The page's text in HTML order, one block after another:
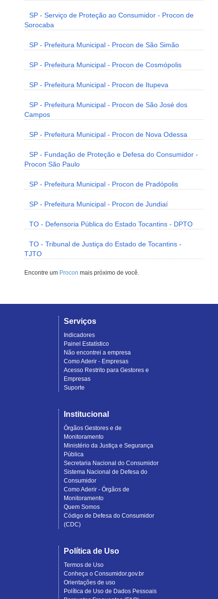
SP - Serviço de Proteção ao Consumidor - Procon de
Sorocaba
SP - Prefeitura Municipal - Procon de São Simão
SP - Prefeitura Municipal - Procon de Cosmópolis
SP - Prefeitura Municipal - Procon de Itupeva
SP - Prefeitura Municipal - Procon de São José dos
Campos
SP - Prefeitura Municipal - Procon de Nova Odessa
SP - Fundação de Proteção e Defesa do Consumidor -
Procon São Paulo
SP - Prefeitura Municipal - Procon de Pradópolis
SP - Prefeitura Municipal - Procon de Jundiaí
TO - Defensoria Pública do Estado Tocantins - DPTO
TO - Tribunal de Justiça do Estado de Tocantins -
TJTO
Encontre um Procon mais próximo de você.
Serviços
Indicadores
Painel Estatístico
Não encontrei a empresa
Como Aderir - Empresas
Acesso Restrito para Gestores e
Empresas
Suporte
Institucional
Órgãos Gestores e de
Monitoramento
Ministério da Justiça e Segurança
Pública
Secretaria Nacional do Consumidor
Sistema Nacional de Defesa do
Consumidor
Como Aderir - Órgãos de
Monitoramento
Quem Somos
Código de Defesa do Consumidor
(CDC)
Política de Uso
Termos de Uso
Conheça o Consumidor.gov.br
Orientações de uso
Política de Uso de Dados Pessoais